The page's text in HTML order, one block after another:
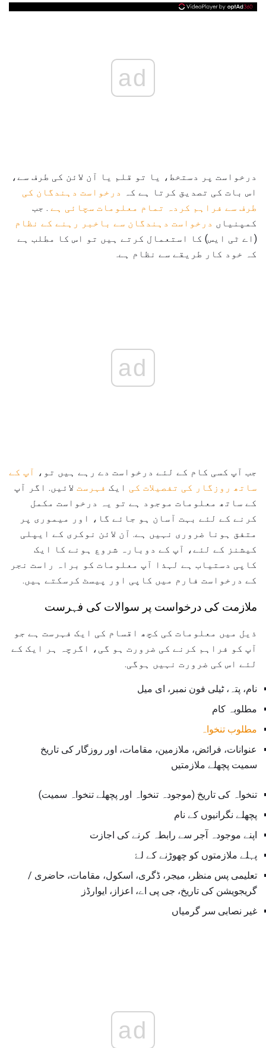
ad
درخواست پر دستخط، یا تو قلم یا آن لائن کی طرف سے،
اس بات کی تصدیق کرتا ہے کہ درخواست دہندگان کی
طرف سے فراہم کردہ تمام معلومات سچائی ہے . جب
کمپنیاں درخواست دہندگان سے باخبر رہنے کے نظام
(اے ٹی ایس) کا استعمال کرتے ہیں تو اس کا مطلب ہے
کہ خود کار طریقے سے نظام ہے.
ad
جب آپ کسی کام کے لئے درخواست دے رہے ہیں تو، آپ کے
ساتھ روزگار کی تفصیلات کی ایک فہرست لائیں. اگر آپ
کے ساتھ معلومات موجود ہے تو یہ درخواست مکمل
کرنے کے لئے بہت آسان ہو جائے گا، اور میموری پر
متفق ہونا ضروری نہیں ہے. آن لائن نوکری کے ایپلی
کیشنز کے لئے، آپ کے دوبارہ شروع ہونے کا ایک
کاپی دستیاب ہے لہذا آپ معلومات کو براہ راست نجر
کے درخواست فارم میں کاپی اور پیسٹ کرسکتے ہیں.
ملازمت کی درخواست پر سوالات کی فہرست
ذیل میں معلومات کی کچھ اقسام کی ایک فہرست ہے جو
آپ کو فراہم کرنے کی ضرورت ہو گی، اگرچہ ہر ایک کے
لئے اس کی ضرورت نہیں ہوگی.
نام، پتہ، ٹیلی فون نمبر، ای میل
مطلوبہ کام
مطلوب تنخواہ
عنوانات، فرائض، ملازمین، مقامات، اور روزگار کی تاریخ
سمیت پچھلے ملازمتیں
تنخواہ کی تاریخ (موجودہ تنخواہ اور پچھلے تنخواہ سمیت)
پچھلے نگرانیوں کے نام
اپنے موجودہ آجر سے رابطہ کرنے کی اجازت
پہلے ملازمتوں کو چھوڑنے کے لۓ
تعلیمی پس منظر، میجر، ڈگری، اسکول، مقامات، حاضری /
گریجویشن کی تاریخ، جی پی اے، اعزاز، ایوارڈز
غیر نصابی سر گرمیاں
ad